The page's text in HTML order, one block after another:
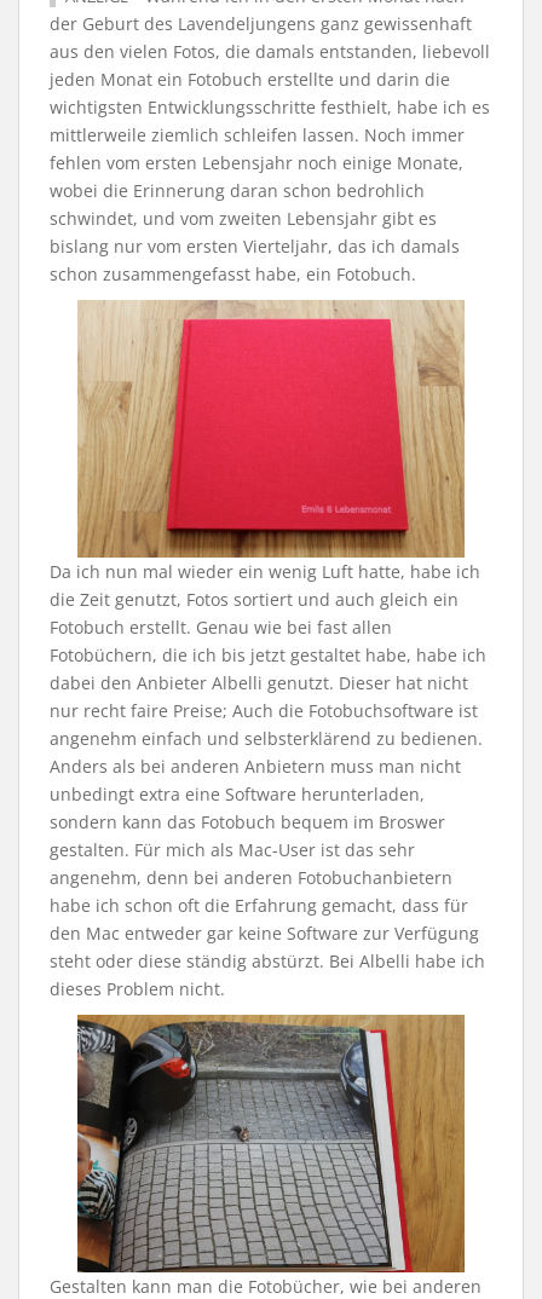
der Geburt des Lavendeljungens ganz gewissenhaft
aus den vielen Fotos, die damals entstanden, liebevoll
jeden Monat ein Fotobuch erstellte und darin die
wichtigsten Entwicklungsschritte festhielt, habe ich es
mittlerweile ziemlich schleifen lassen. Noch immer
fehlen vom ersten Lebensjahr noch einige Monate,
wobei die Erinnerung daran schon bedrohlich
schwindet, und vom zweiten Lebensjahr gibt es
bislang nur vom ersten Vierteljahr, das ich damals
schon zusammengefasst habe, ein Fotobuch.
Da ich nun mal wieder ein wenig Luft hatte, habe ich
die Zeit genutzt, Fotos sortiert und auch gleich ein
Fotobuch erstellt. Genau wie bei fast allen
Fotobüchern, die ich bis jetzt gestaltet habe, habe ich
dabei den Anbieter Albelli genutzt. Dieser hat nicht
nur recht faire Preise; Auch die Fotobuchsoftware ist
angenehm einfach und selbsterklärend zu bedienen.
Anders als bei anderen Anbietern muss man nicht
unbedingt extra eine Software herunterladen,
sondern kann das Fotobuch bequem im Broswer
gestalten. Für mich als Mac-User ist das sehr
angenehm, denn bei anderen Fotobuchanbietern
habe ich schon oft die Erfahrung gemacht, dass für
den Mac entweder gar keine Software zur Verfügung
steht oder diese ständig abstürzt. Bei Albelli habe ich
dieses Problem nicht.
Gestalten kann man die Fotobücher, wie bei anderen